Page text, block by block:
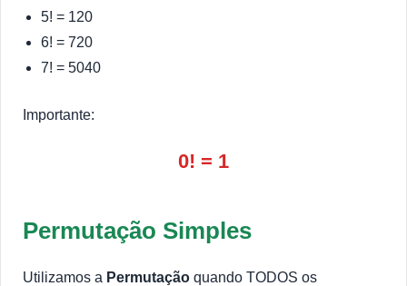
5! = 120
6! = 720
7! = 5040
Importante:
0! = 1
Permutação Simples
Utilizamos a Permutação quando TODOS os